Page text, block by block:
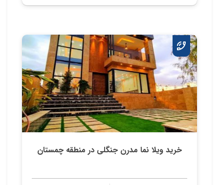
خرید ویلا نما مدرن جنگلی در منطقه چمستان